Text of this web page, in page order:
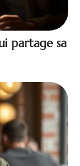
partage sa